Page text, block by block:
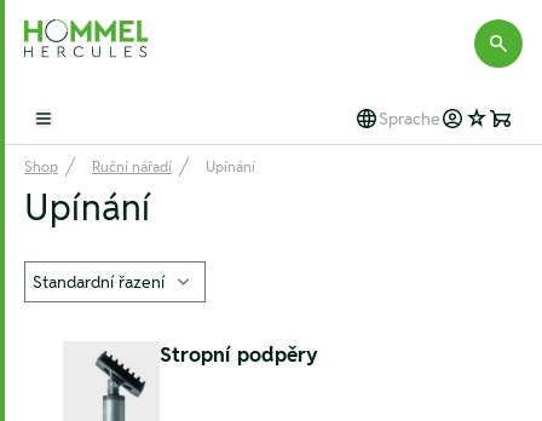
Hommel Hercules
Open main menu Sprache
Shop Ruční nářadí Upínání
Upínání
Stropní podpěry